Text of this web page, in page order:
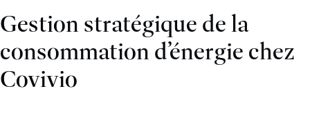
Gestion stratégique de la
consommation d’énergie chez
Covivio